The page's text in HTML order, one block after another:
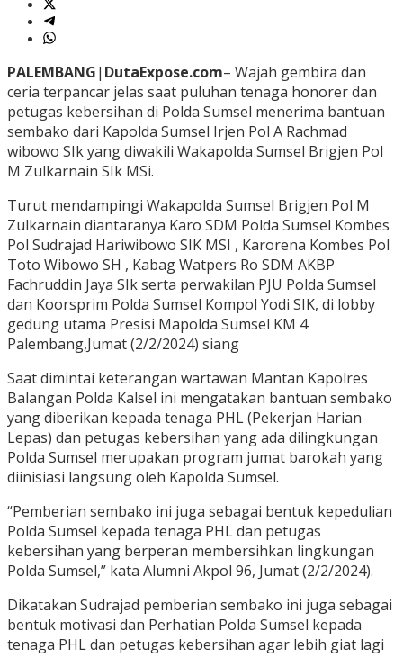
PALEMBANG| DutaExpose.com– Wajah gembira dan
ceria terpancar jelas saat puluhan tenaga honorer dan
petugas kebersihan di Polda Sumsel menerima bantuan
sembako dari Kapolda Sumsel Irjen Pol A Rachmad
wibowo SIk yang diwakili Wakapolda Sumsel Brigjen Pol
M Zulkarnain SIk MSi.
Turut mendampingi Wakapolda Sumsel Brigjen Pol M
Zulkarnain diantaranya Karo SDM Polda Sumsel Kombes
Pol Sudrajad Hariwibowo SIK MSI , Karorena Kombes Pol
Toto Wibowo SH , Kabag Watpers Ro SDM AKBP
Fachruddin Jaya SIk serta perwakilan PJU Polda Sumsel
dan Koorsprim Polda Sumsel Kompol Yodi SIK, di lobby
gedung utama Presisi Mapolda Sumsel KM 4
Palembang,Jumat (2/2/2024) siang
Saat dimintai keterangan wartawan Mantan Kapolres
Balangan Polda Kalsel ini mengatakan bantuan sembako
yang diberikan kepada tenaga PHL (Pekerjan Harian
Lepas) dan petugas kebersihan yang ada dilingkungan
Polda Sumsel merupakan program jumat barokah yang
diinisiasi langsung oleh Kapolda Sumsel.
“Pemberian sembako ini juga sebagai bentuk kepedulian
Polda Sumsel kepada tenaga PHL dan petugas
kebersihan yang berperan membersihkan lingkungan
Polda Sumsel,” kata Alumni Akpol 96, Jumat (2/2/2024).
Dikatakan Sudrajad pemberian sembako ini juga sebagai
bentuk motivasi dan Perhatian Polda Sumsel kepada
tenaga PHL dan petugas kebersihan agar lebih giat lagi